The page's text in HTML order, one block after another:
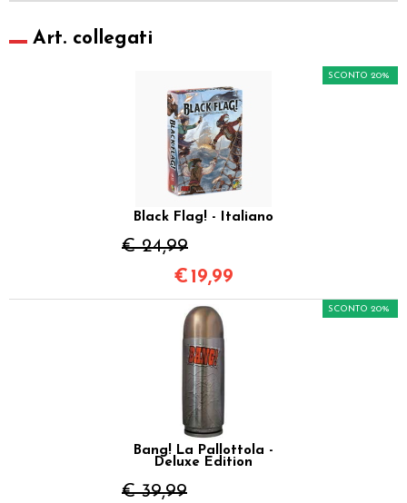
Art. collegati
Black Flag! - Italiano
€ 24,99
SCONTO 20%
€ 19,99
Bang! La Pallottola -
Deluxe Edition
€ 39,99
SCONTO 20%